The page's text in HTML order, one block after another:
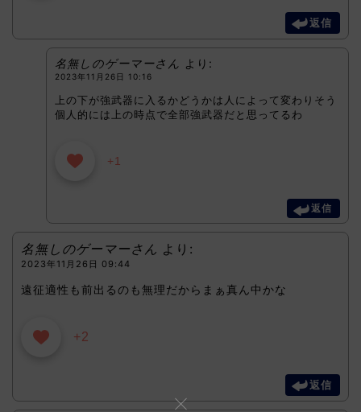
返信
名無しのゲーマーさん より:
2023年11月26日 10:16
上の下が強武器に入るかどうかは人によって変わりそう
個人的には上の時点で全部強武器だと思ってるわ
+1
返信
名無しのゲーマーさん より:
2023年11月26日 09:44
遠征適性も前出るのも無理だからまぁ真ん中かな
+2
返信